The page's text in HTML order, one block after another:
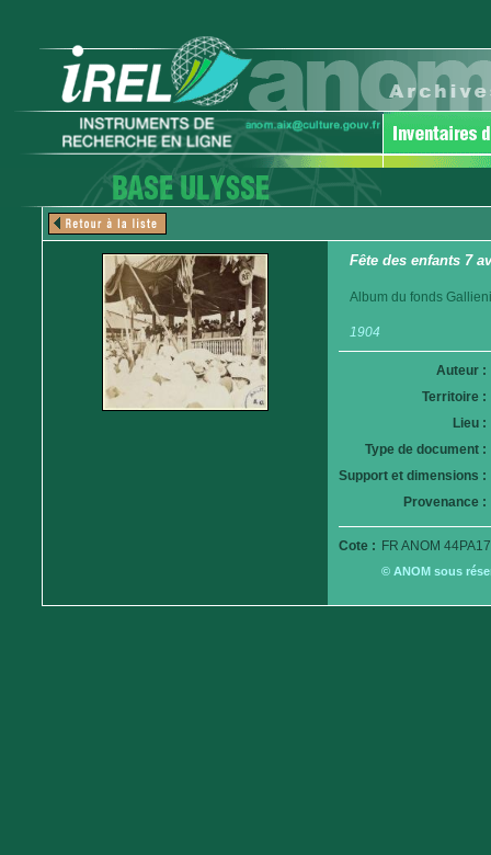
Fête des enfants 7
Album du fonds
1904
Auteur :
Territoire :
Lieu :
Type de document :
Support et dimensions :
Provenance :
Cote : FR ANOM
© ANOM sous